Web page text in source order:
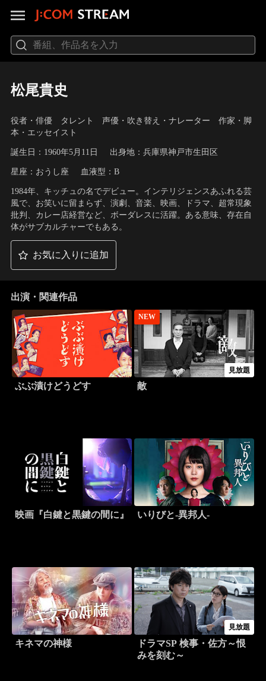
松尾貴史
役者・俳優 タレント 声優・吹き替え・ナレーター 作家・脚
本・エッセイスト
誕生日：1960年5月11日 出身地：兵庫県神戸市生田区
星座：おうし座 血液型：B
1984年、キッチュの名でデビュー。インテリジェンスあふれる芸
風で、お笑いに留まらず、演劇、音楽、映画、ドラマ、超常現象
批判、カレー店経営など、ボーダレスに活躍。ある意味、存在自
体がサブカルチャーでもある。
お気に入りに追加
出演・関連作品
ぶぶ漬けどうどす
NEW
見放題
敵
映画『白鍵と黒鍵の間に』 いりびと-異邦人-
キネマの神様
見放題
ドラマSP 検事・佐方～恨
みを刻む～